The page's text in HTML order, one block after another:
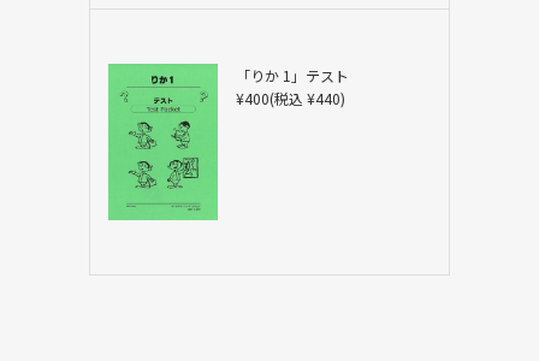
「りか 1」テスト
¥400(税込 ¥440)